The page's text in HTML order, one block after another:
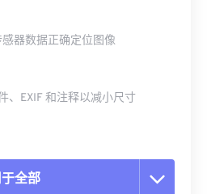
器数据正确定位图像
、EXIF 和注释以减小尺寸
全部